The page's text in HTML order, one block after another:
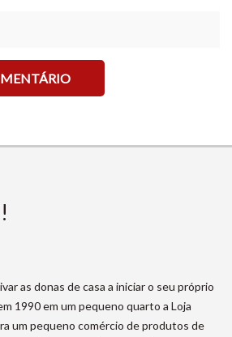
as donas de casa a iniciar o seu próprio
1990 em um pequeno quarto a Loja
um pequeno comércio de produtos de